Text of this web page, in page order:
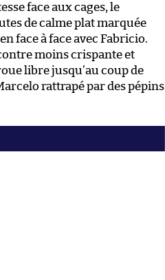
face aux cages, le
de calme plat marquée
face à face avec Fabricio.
moins crispante et
libre jusqu’au coup de
rattrapé par des pépins